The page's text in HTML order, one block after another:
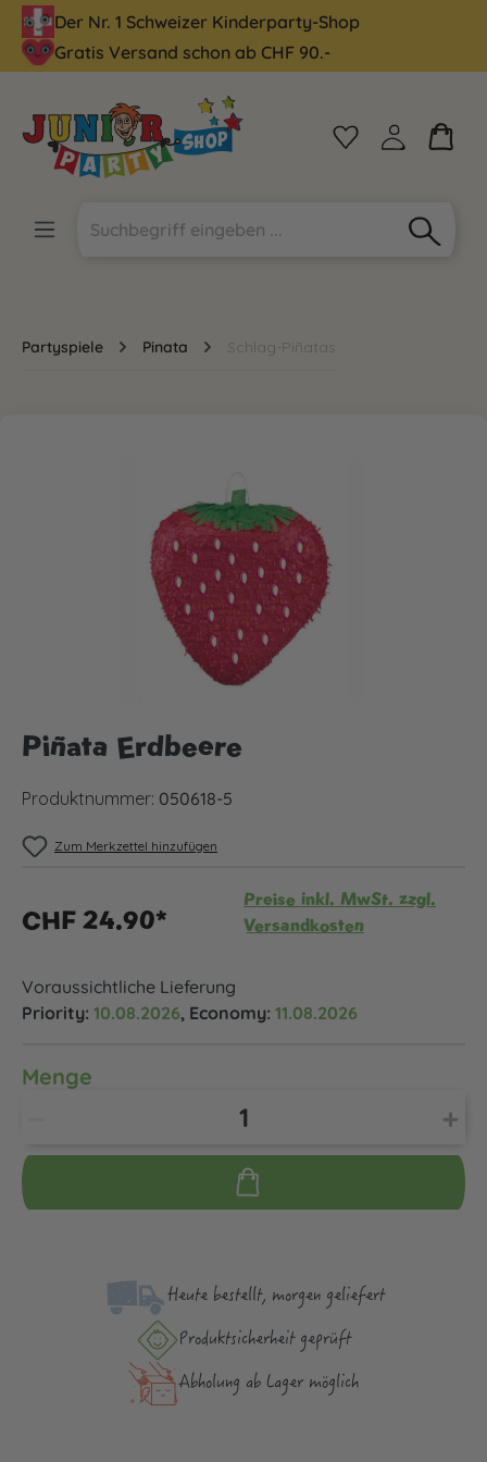
springen
Der Nr. 1 Schweizer Kinderparty-Shop
Gratis Versand schon ab CHF 90.-
Partyspiele Pinata Schlag-Piñatas
Piñata Erdbeere
Produktnummer: 050618-5
Zum Merkzettel hinzufügen
CHF 24.90*
Preise inkl. MwSt. zzgl.
Versandkosten
Voraussichtliche Lieferung
Priority: 10.08.2026, Economy: 11.08.2026
Menge
Heute bestellt, morgen geliefert
Produktsicher­heit geprüft
Abholung ab Lager möglich